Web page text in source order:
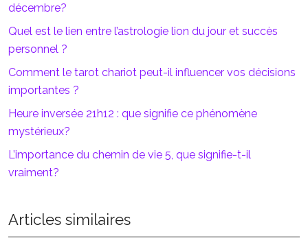
décembre?
Quel est le lien entre l’astrologie lion du jour et succès
personnel ?
Comment le tarot chariot peut-il influencer vos décisions
importantes ?
Heure inversée 21h12 : que signifie ce phénomène
mystérieux?
L’importance du chemin de vie 5, que signifie-t-il
vraiment?
Articles similaires